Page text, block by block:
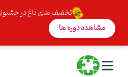
تخفیف های داغ در
مشاهده دوره ها